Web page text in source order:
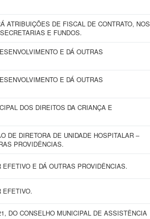
ATRIBUIÇÕES DE FISCAL DE CONTRATO, NOS
E FUNDOS.
E DÁ OUTRAS
E DÁ OUTRAS
DOS DIREITOS DA CRIANÇA E
DE DIRETORA DE UNIDADE HOSPITALAR –
PROVIDÊNCIAS.
E DÁ OUTRAS PROVIDÊNCIAS.
EFETIVO.
DO CONSELHO MUNICIPAL DE ASSISTÊNCIA